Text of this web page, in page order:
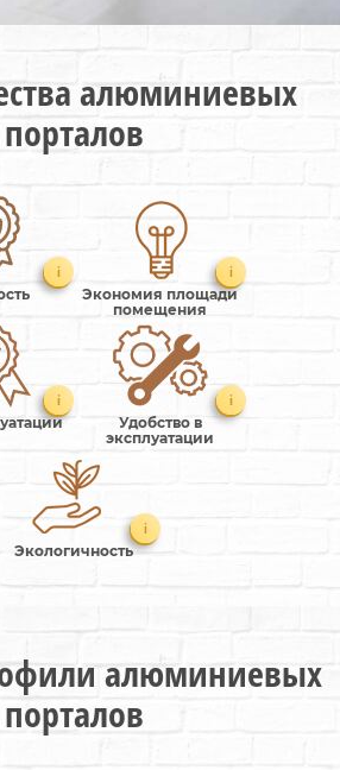
алюминиевых
порталов
i
Экономия площади
помещения
i
i
Удобство в
эксплуатации
i
Экологичность
i
алюминиевых
порталов